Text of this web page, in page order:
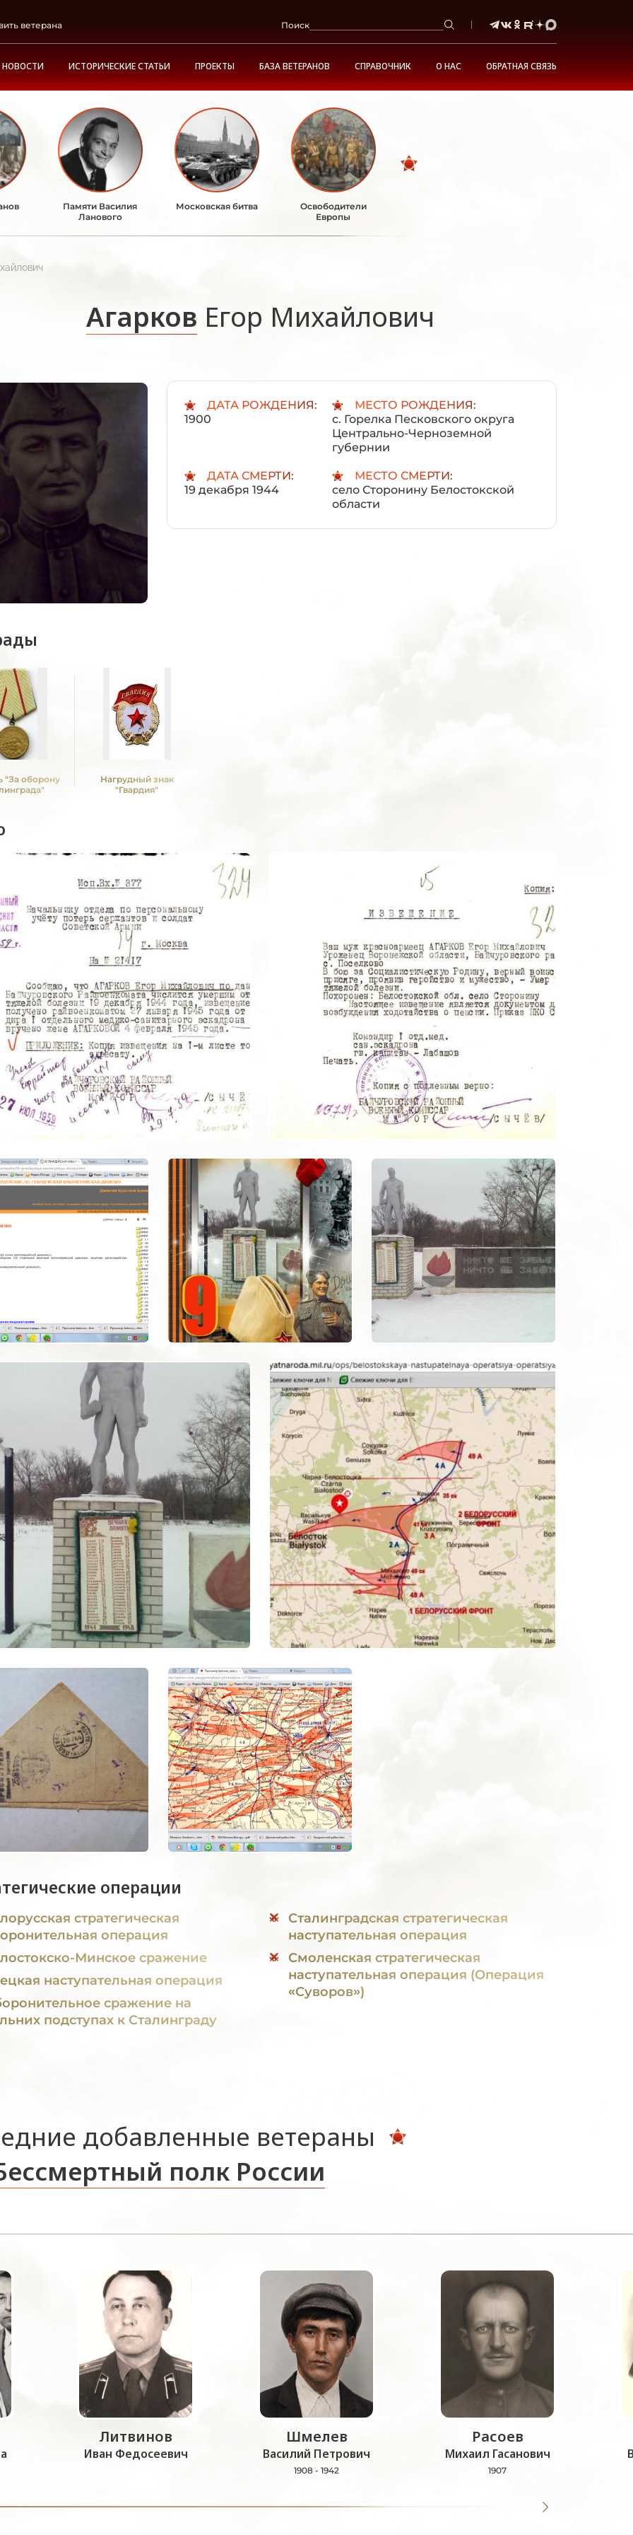
ветерана Поиск
НОВОСТИ ИСТОРИЧЕСКИЕ СТАТЬИ ПРОЕКТЫ БАЗА ВЕТЕРАНОВ СПРАВОЧНИК О НАС ОБРАТНАЯ СВЯЗЬ
Памяти Василия
Ланового
Московская битва
Освободители
Европы
Агарков Егор Михайлович
ДАТА РОЖДЕНИЯ:
1900
МЕСТО РОЖДЕНИЯ:
с. Горелка Песковского округа
Центрально-Черноземной
губернии
ДАТА СМЕРТИ:
19 декабря 1944
МЕСТО СМЕРТИ:
село Сторонину Белостокской
области
"За оборону
Нагрудный знак
"Гвардия"
операции
стратегическая
операция
Минское сражение
наступательная операция
сражение на
подступах к Сталинграду
Сталинградская стратегическая
наступательная операция
Смоленская стратегическая
наступательная операция (Операция
«Суворов»)
добавленные ветераны
полк России
Литвинов
Иван Федосеевич
Шмелев
Василий Петрович
1908 - 1942
Расоев
Михаил Гасанович
1907